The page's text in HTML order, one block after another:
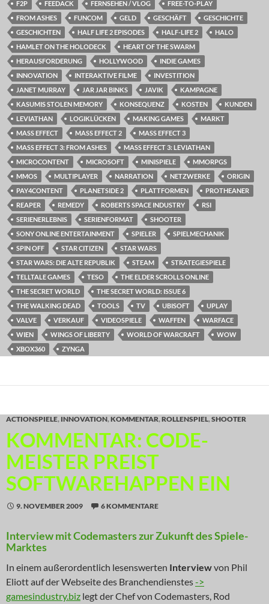
F2P FEEDACK FERNSEHEN / VLOG
FREE-TO-PLAY
FROM ASHES
FUNCOM GELD GESCHÄFT
GESCHICHTE
GESCHICHTEN
HALF LIFE 2 EPISODES HALF-LIFE 2
HALO
HAMLET ON THE HOLODECK
HEART OF THE SWARM
HERAUSFORDERUNG
HOLLYWOOD
INDIE GAMES
INNOVATION
INTERAKTIVE FILME
INVESTITION
JANET MURRAY
JAR JAR BINKS JAVIK
KAMPAGNE
KASUMIS STOLEN MEMORY
KONSEQUENZ KOSTEN
KUNDEN
LEVIATHAN
LOGIKLÜCKEN MAKING GAMES
MARKT
MASS EFFECT
MASS EFFECT 2
MASS EFFECT 3
MASS EFFECT 3: FROM ASHES
MASS EFFECT 3: LEVIATHAN
MICROCONTENT
MICROSOFT MINISPIELE
MMORPGS
MMOS
MULTIPLAYER NARRATION NETZWERKE
ORIGIN
PAY4CONTENT
PLANETSIDE 2 PLATTFORMEN
PROTHEANER
REAPER
REMEDY ROBERTS SPACE INDUSTRY
RSI
SERIENERLEBNIS
SERIENFORMAT
SHOOTER
SONY ONLINE ENTERTAINMENT
SPIELER
SPIELMECHANIK
SPIN OFF
STAR CITIZEN
STAR WARS
STAR WARS: DIE ALTE REPUBLIK
STEAM
STRATEGIESPIELE
TELLTALE GAMES
TESO
THE ELDER SCROLLS ONLINE
THE SECRET WORLD
THE SECRET WORLD: ISSUE 6
THE WALKING DEAD
TOOLS TV UBISOFT
UPLAY
VALVE
VERKAUF VIDEOSPIELE WAFFEN
WARFACE
WIEN
WINGS OF LIBERTY WORLD OF WARCRAFT
WOW
XBOX360
ZYNGA
ACTIONSPIELE, INNOVATION,KOMMENTAR,ROLLENSPIEL,SHOOTER
KOMMENTAR: CODE-
MEISTER PREIST
SOFTWAREHAPPEN EIN
9. NOVEMBER 2009 6 KOMMENTARE
Interview mit Codemasters zur Zukunft des Spiele-
Marktes
In einem außerordentlich lesenswerten Interviewvon Phil
Eliott auf der Webseite des Branchendienstes->
gamesindustry.biz legt der Chef von Codemasters, Rod